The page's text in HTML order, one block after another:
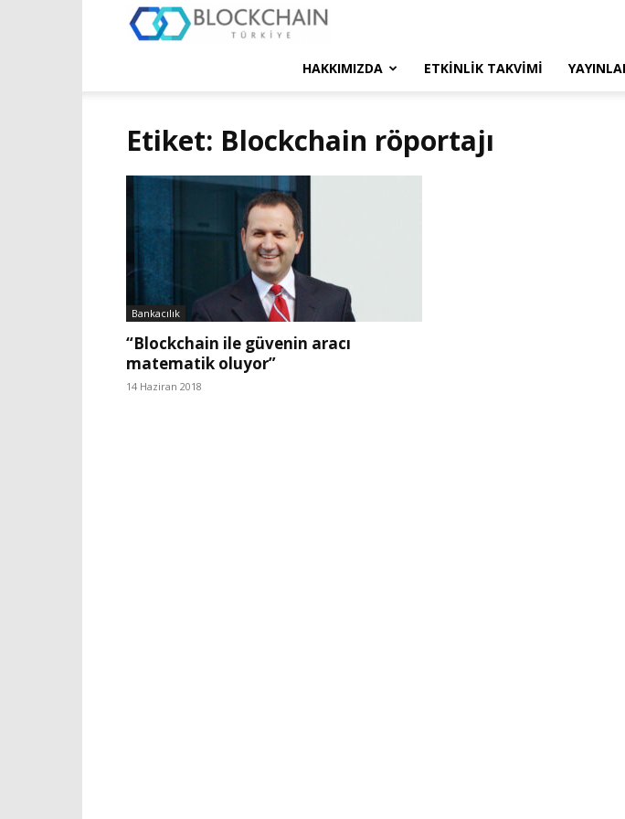
Türkiye
HAKKIMIZDA ETKINLIK TAKVIMI
Etiket: Blockchain röportajı
Bankacılık
“Blockchain ile güvenin aracı
matematik oluyor”
14 Haziran 2018